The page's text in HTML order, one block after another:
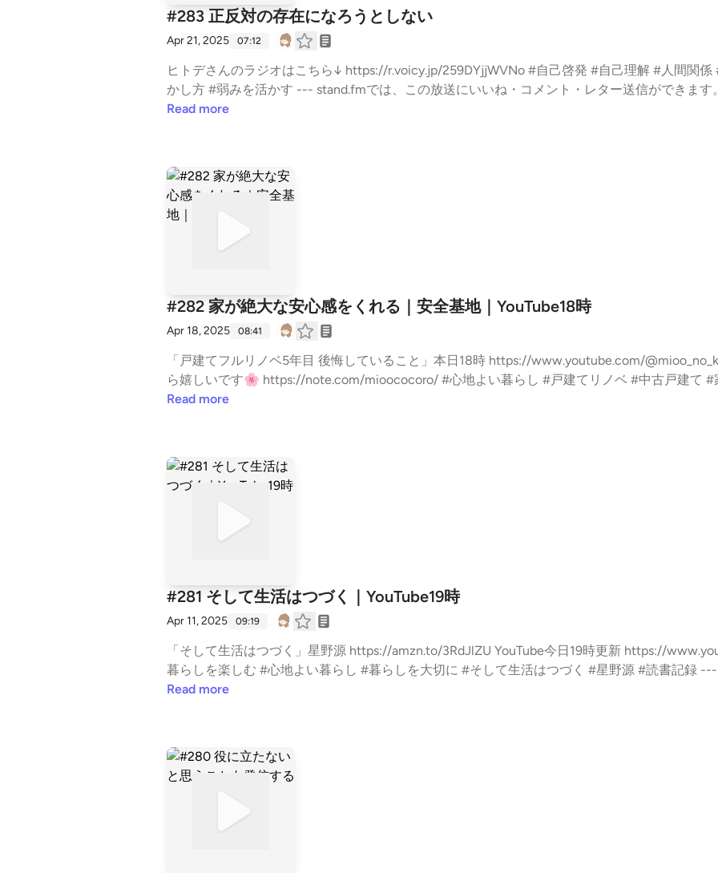
#283 正反対の存在になろうとしない
Apr 21, 2025 07:12
ヒトデさんのラジオはこちら↓ https://r.voicy.jp/259DYjjWVNo #自己啓発 #自己理解 #人間関係 #コミュニケーション #才能の活
かし方 #弱みを活かす --- stand.fmでは、この放送にいいね・コメント・レター送信ができま
cfbdb352effb9d2aa98b
Read more
#282 家が絶大な安心感をくれる｜安全基地｜YouTube18時
Apr 18, 2025 08:41
「戸建てフルリノベ5年目 後悔していること」本日18時 https://www.youtube.com/@mioo_no_kurashi noteもフォロー
ら嬉しいです🌸 https://note.com/mioococoro/ #心地よい暮らし #戸建てリノベ #中古戸建て #家づくり #安全基地 #安心感 --- s
tand.fmでは、この放送にいいね・コメント・レター送信ができます。 https://stand.fm/
Read more
#281 そして生活はつづく｜YouTube19時
Apr 11, 2025 09:19
「そして生活はつづく」星野源 https://amzn.to/3RdJlZU YouTube今日19時更新 https://www.youtube.com/@mioo_no_kurashi #
暮らしを楽しむ #心地よい暮らし #暮らしを大切に #そして生活はつづく #星野源 #読書記録 --- stand.fmでは、この放送にいい
ね・コメント・レター送信ができます。 https://stand.fm/channels/64a3cfbdb352effb9d2aa98b
Read more